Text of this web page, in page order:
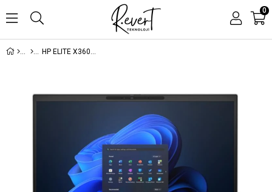
0
HP ELITE X360 1040 G11 2IN1 9G0G7ET INTEL ULTRA 7-155H 16GB 512SSD 14 W11PRO